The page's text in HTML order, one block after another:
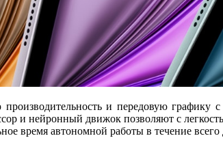
и передовую
нейронный движок позволяют с
время автономной работы в течение всего